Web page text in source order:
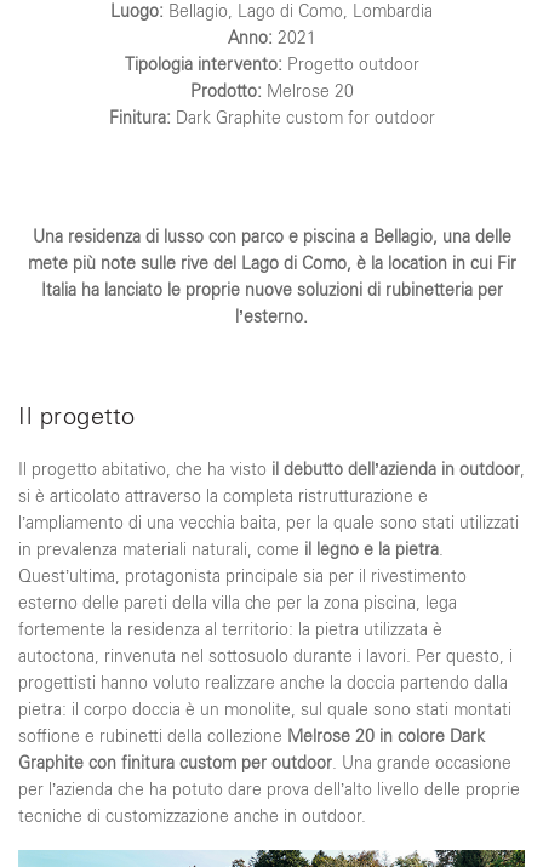
Luogo: Bellagio, Lago di Como, Lombardia
Anno: 2021
Tipologia intervento: Progetto outdoor
Prodotto: Melrose 20
Finitura: Dark Graphite custom for outdoor
Una residenza di lusso con parco e piscina a Bellagio, una delle
mete più note sulle rive del Lago di Como, è la location in cui Fir
Italia ha lanciato le proprie nuove soluzioni di rubinetteria per
l’esterno.
Il progetto
Il progetto abitativo, che ha visto il debutto dell’azienda in outdoor,
si è articolato attraverso la completa ristrutturazione e
l’ampliamento di una vecchia baita, per la quale sono stati utilizzati
in prevalenza materiali naturali, come il legno e la pietra.
Quest’ultima, protagonista principale sia per il rivestimento
esterno delle pareti della villa che per la zona piscina, lega
fortemente la residenza al territorio: la pietra utilizzata è
autoctona, rinvenuta nel sottosuolo durante i lavori. Per questo, i
progettisti hanno voluto realizzare anche la doccia partendo dalla
pietra: il corpo doccia è un monolite, sul quale sono stati montati
soffione e rubinetti della collezione Melrose 20 in colore Dark
Graphite con finitura custom per outdoor. Una grande occasione
per l’azienda che ha potuto dare prova dell’alto livello delle proprie
tecniche di customizzazione anche in outdoor.